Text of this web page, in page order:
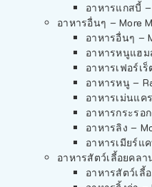
อาหารแกสบี้
อาหารอื่นๆ – More
อาหารอื่นๆ –
อาหารหนูแฮม
อาหารเฟอร์เ
อาหารหนู –
อาหารเม่นแค
อาหารกระรอ
อาหารลิง –
อาหารเมียร์แ
อาหารสัตว์เลี้อยคล
อาหารสัตว์เลี้